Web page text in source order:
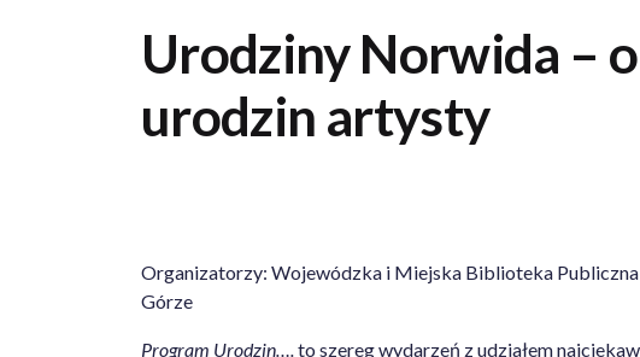
Urodziny Norwida –
urodzin artysty
Organizatorzy: Wojewódzka i Miejska Biblioteka
Górze
Program Urodzin….to szereg wydarzeń z udziałem